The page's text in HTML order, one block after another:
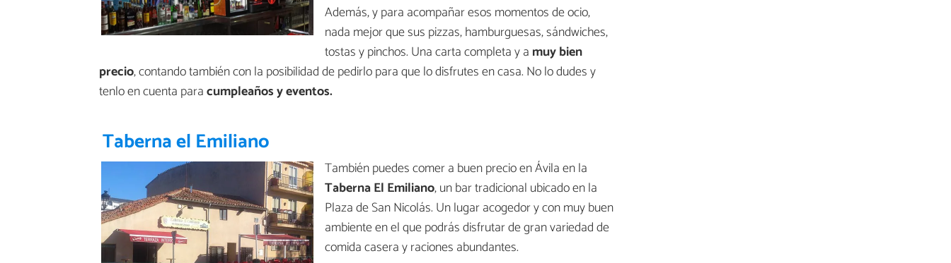
Además, y para acompañar esos momentos de ocio,
nada mejor que sus pizzas, hamburguesas, sándwiches,
tostas y pinchos. Una carta completa y a muy bien
precio, contando también con la posibilidad de pedirlo para que lo disfrutes en casa. No lo dudes y
tenlo en cuenta paracumpleaños y eventos.
Taberna el Emiliano
También puedes comer a buen precio en Ávila en la
Taberna El Emiliano, un bar tradicional ubicado en la
Plaza de San Nicolás. Un lugar acogedor y con muy buen
ambiente en el que podrás disfrutar de gran variedad de
comida casera y raciones abundantes.